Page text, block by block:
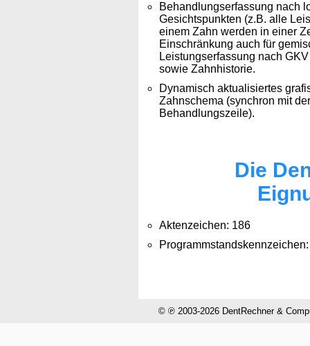
Behandlungserfassung nach
Gesichtspunkten (z.B. alle
einem Zahn werden in einer
Einschränkung auch für
Leistungserfassung nach
sowie Zahnhistorie.
Dynamisch aktualisiertes
Zahnschema (synchron mit
Behandlungszeile).
Die
Aktenzeichen: 186
© ℗ 2003-2026 DentRechner &